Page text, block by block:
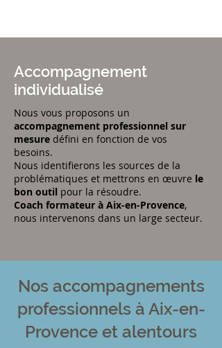
Accompagnement
individualisé
Nous vous proposons un
accompagnement professionnel sur
mesure défini en fonction de vos
besoins.
Nous identifierons les sources de la
problématiques et mettrons en œuvre le
bon outil pour la résoudre.
Coach formateur à Aix-en-Provence,
nous intervenons dans un large secteur.
Nos accompagnements
professionnels à Aix-en-
Provence et alentours